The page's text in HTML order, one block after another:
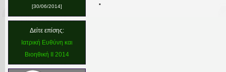
[30/06/2014]
Δείτε επίσης:
Ιατρική Ευθύνη και
Βιοηθική II 2014